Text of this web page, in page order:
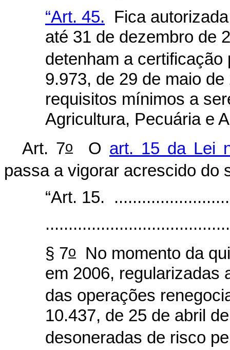
“Art. 45. Fica
até 31 de dezembro de
detenham a certificação
9.973, de 29 de maio
requisitos mínimos a
Agricultura, Pecuária e
Art. 7o O art. 15 da Lei
passa a vigorar acrescido do
“Art. 15.
§ 7o
No momento da
em 2006, regularizadas
das operações
10.437, de 25 de abril
desoneradas de risco